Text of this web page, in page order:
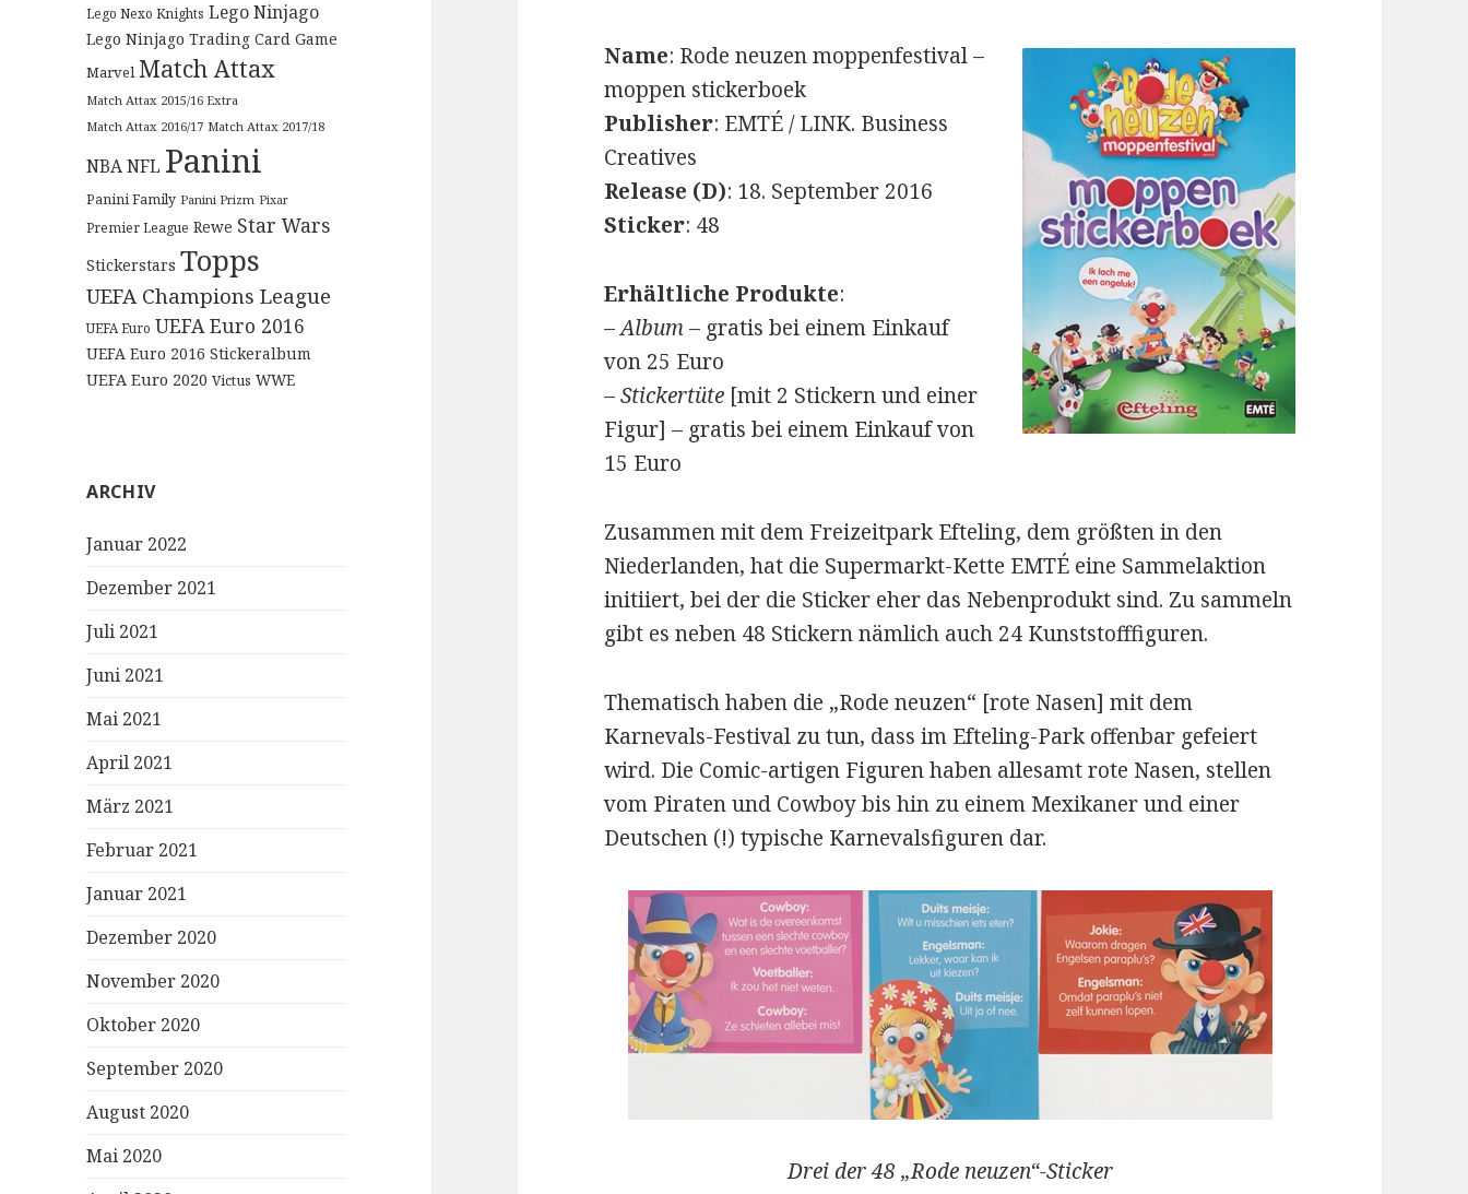
Lego Nexo Knights Lego Ninjago
Lego Ninjago Trading Card Game
Marvel Match Attax
Match Attax 2015/16 Extra
Match Attax 2016/17 Match Attax 2017/18
NBANFL Panini
Panini Family Panini Prizm Pixar
Premier League Rewe Star Wars
Stickerstars Topps
UEFA Champions League
UEFA Euro UEFA Euro 2016
UEFA Euro 2016 Stickeralbum
UEFA Euro 2020 Victus WWE
ARCHIV
Januar 2022
Dezember 2021
Juli 2021
Juni 2021
Mai 2021
April 2021
März 2021
Februar 2021
Januar 2021
Dezember 2020
November 2020
Oktober 2020
September 2020
August 2020
Mai 2020
Name: Rode neuzen moppenfestival –
moppen stickerboek
Publisher: EMTÉ / LINK. Business
Creatives
Release (D): 18. September 2016
Sticker: 48
Erhältliche Produkte:
–Album– gratis bei einem Einkauf
von 25 Euro
–Stickertüte [mit 2 Stickern und einer
Figur] – gratis bei einem Einkauf von
15 Euro
Zusammen mit dem Freizeitpark Efteling, dem größten in den
Niederlanden, hat die Supermarkt-Kette EMTÉ eine Sammelaktion
initiiert, bei der die Sticker eher das Nebenprodukt sind. Zu sammeln
gibt es neben 48 Stickern nämlich auch 24 Kunststofffiguren.
Thematisch haben die „Rode neuzen“ [rote Nasen] mit dem
Karnevals-Festival zu tun, dass im Efteling-Park offenbar gefeiert
wird. Die Comic-artigen Figuren haben allesamt rote Nasen, stellen
vom Piraten und Cowboy bis hin zu einem Mexikaner und einer
Deutschen (!) typische Karnevalsfiguren dar.
Drei der 48 „Rode neuzen“-Sticker